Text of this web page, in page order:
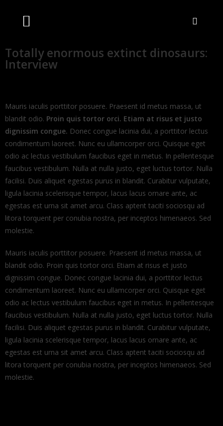
Totally enormous extinct dinosaurs:
Interview
Mauris iaculis porttitor posuere. Praesent id metus massa, ut
blandit odio. Proin quis tortor orci. Etiam at risus et justo
dignissim congue. Donec congue lacinia dui, a porttitor lectus
condimentum laoreet. Nunc eu ullamcorper orci. Quisque eget
odio ac lectus vestibulum faucibus eget in metus. In pellentesque
faucibus vestibulum. Nulla at nulla justo, eget luctus tortor. Nulla
facilisi. Duis aliquet egestas purus in blandit. Curabitur vulputate,
ligula lacinia scelerisque tempor, lacus lacus ornare ante, ac
egestas est urna sit amet arcu. Class aptent taciti sociosqu ad
litora torquent per conubia nostra, per inceptos himenaeos. Sed
molestie.
Mauris iaculis porttitor posuere. Praesent id metus massa, ut
blandit odio. Proin quis tortor orci. Etiam at risus et justo
dignissim congue. Donec congue lacinia dui, a porttitor lectus
condimentum laoreet. Nunc eu ullamcorper orci. Quisque eget
odio ac lectus vestibulum faucibus eget in metus. In pellentesque
faucibus vestibulum. Nulla at nulla justo, eget luctus tortor. Nulla
facilisi. Duis aliquet egestas purus in blandit. Curabitur vulputate,
ligula lacinia scelerisque tempor, lacus lacus ornare ante, ac
egestas est urna sit amet arcu. Class aptent taciti sociosqu ad
litora torquent per conubia nostra, per inceptos himenaeos. Sed
molestie.